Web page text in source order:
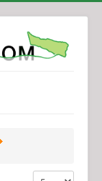
Mostrar #